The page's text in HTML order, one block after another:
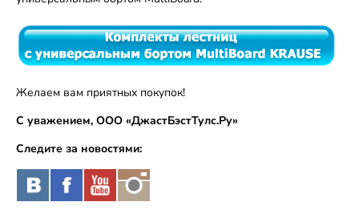
Желаем вам приятных покупок!
С уважением, ООО «ДжастБэстТулс.Ру»
Следите за новостями: